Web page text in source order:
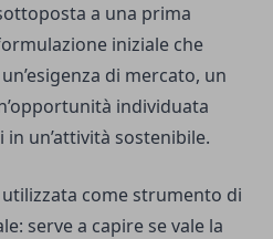
a una prima
iniziale che
di mercato, un
individuata
un’attività sostenibile.
come strumento di
serve a capire se vale la